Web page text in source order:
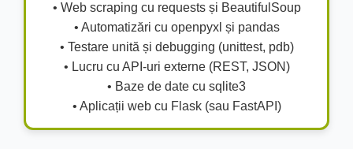
• Web scraping cu requests și BeautifulSoup
• Automatizări cu openpyxl și pandas
• Testare unită și debugging (unittest, pdb)
• Lucru cu API-uri externe (REST, JSON)
• Baze de date cu sqlite3
• Aplicații web cu Flask (sau FastAPI)